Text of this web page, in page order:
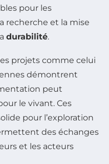
pour les
recherche et la mise
durabilité.
projets comme celui
démontrent
peut
le vivant. Ces
pour l’exploration
des échanges
et les acteurs